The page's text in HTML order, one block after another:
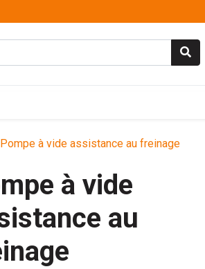
Pompe à vide assistance au freinage
à vide
au